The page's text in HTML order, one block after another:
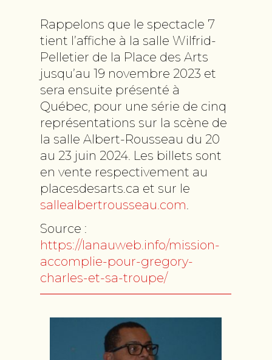
Rappelons que le spectacle 7
tient l’affiche à la salle Wilfrid-
Pelletier de la Place des Arts
jusqu’au 19 novembre 2023 et
sera ensuite présenté à
Québec, pour une série de cinq
représentations sur la scène de
la salle Albert-Rousseau du 20
au 23 juin 2024. Les billets sont
en vente respectivement au
placesdesarts.ca et sur le
sallealbertrousseau.com.
Source :
https://lanauweb.info/mission-
accomplie-pour-gregory-
charles-et-sa-troupe/